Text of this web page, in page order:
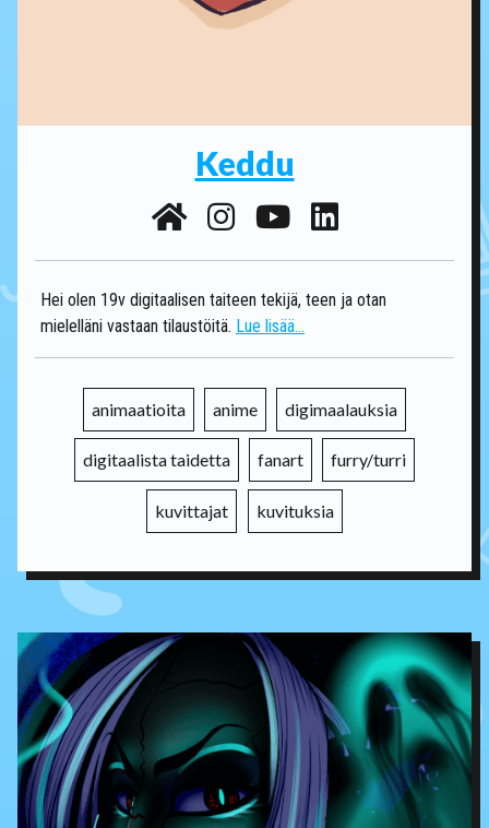
Keddu
Hei olen 19v digitaalisen taiteen tekijä, teen ja otan
mielelläni vastaan tilaustöitä. Lue lisää...
animaatioita anime digimaalauksia
digitaalista taidetta fanart furry/turri
kuvittajat kuvituksia